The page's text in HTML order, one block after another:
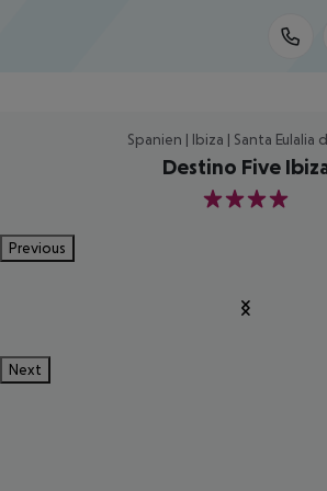
Spanien | Ibiza | Santa Eulalia
Destino Five
4
Previous
Next